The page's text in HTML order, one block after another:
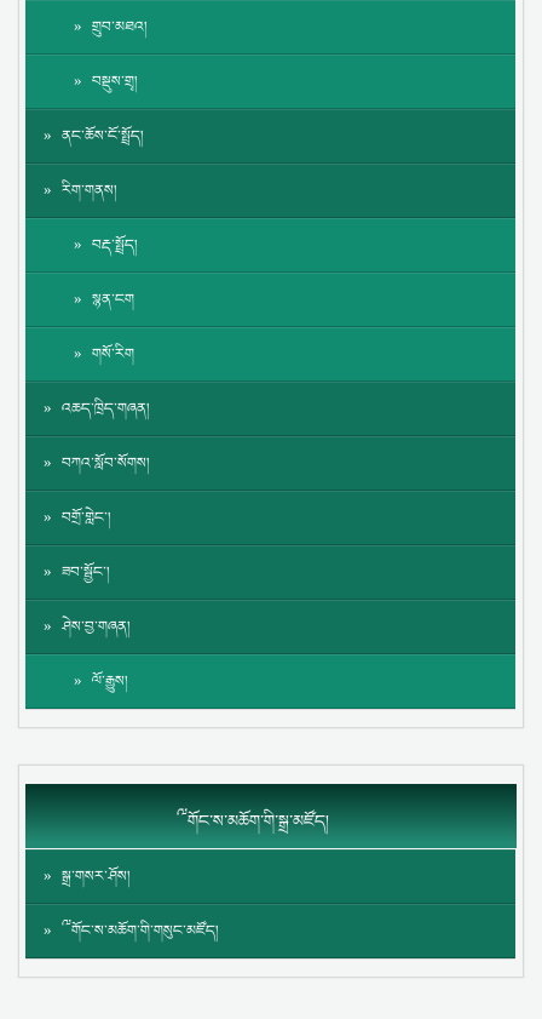
གྲུབ་མཐའ།
བསྡུས་གྲྭ།
ནང་ཆོས་ངོ་སྤྲོད།
རིག་གནས།
བརྡ་སྤྲོད།
སྙན་ངག
གསོ་རིག
འཆད་ཁྲིད་གཞན།
བཀའ་སློབ་སོགས།
བགྲོ་གླེང་།
ཟབ་སྦྱོང་།
ཤེས་བྱ་གཞན།
ལོ་རྒྱུས།
༸གོང་ས་མཆོག་གི་སྒྲ་མཛོད།
སྒྲ་གསར་ཤོས།
༸གོང་ས་མཆོག་གི་གསུང་མཛོད།